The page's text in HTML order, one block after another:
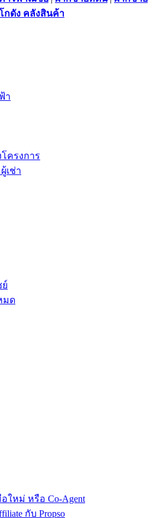
กดัง คลังสินค้า
า
โครงการ
เช่า
มด
หม่ หรือ Co-Agent
กับ Propso